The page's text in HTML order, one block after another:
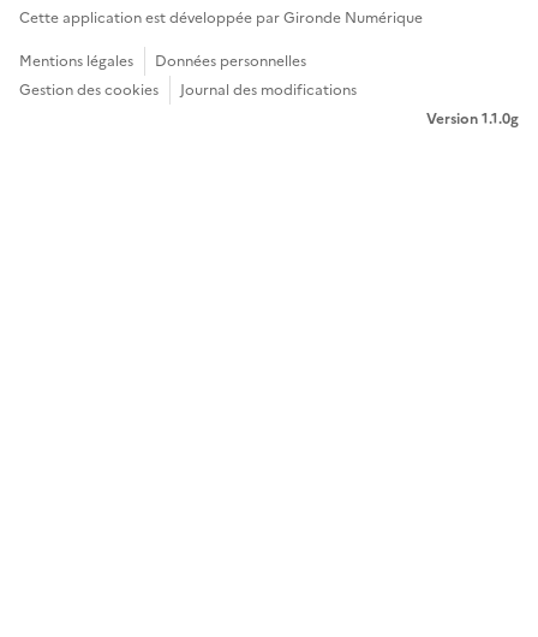
Cette application est développée par Gironde Numérique
Mentions légales
Données personnelles
Gestion des cookies
Journal des modifications
Version 1.1.0g